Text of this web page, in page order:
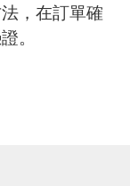
，在訂單確
。